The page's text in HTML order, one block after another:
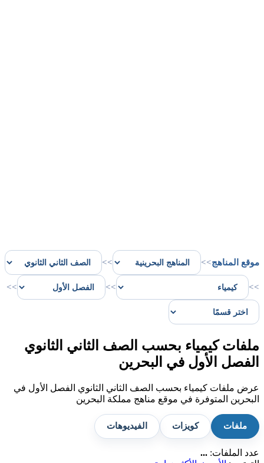
موقع المناهج>>
>>
>>
>>
>>
ملفات كيمياء بحسب الصف الثاني الثانوي
الفصل الأول في البحرين
عرض ملفات كيمياء بحسب الصف الثاني الثانوي الفصل الأول في
البحرين المتوفرة في موقع مناهج مملكة البحرين
ملفات كويزات الفيديوهات
عدد الملفات: ...